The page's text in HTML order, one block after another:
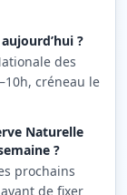
?
des
créneau le
Naturelle
?
prochains
de fixer